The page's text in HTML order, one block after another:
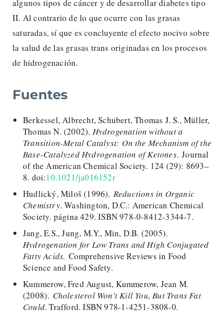
algunos tipos de cáncer y de desarrollar diabetes tipo
II. Al contrario de lo que ocurre con las grasas
saturadas, sí que es concluyente el efecto nocivo sobre
la salud de las grasas trans originadas en los procesos
de hidrogenación.
Fuentes
Berkessel, Albrecht, Schubert, Thomas J. S., Müller,
Thomas N. (2002). Hydrogenation without a
Transition-Metal Catalyst: On the Mechanism of the
Base-Catalyzed Hydrogenation of Ketones. Journal
of the American Chemical Society. 124 (29): 8693–
8. doi:10.1021/ja016152r
Hudlický, Miloš (1996). Reductions in Organic
Chemistry. Washington, D.C.: American Chemical
Society. página 429. ISBN 978-0-8412-3344-7.
Jang, E.S., Jung, M.Y., Min, D.B. (2005).
Hydrogenation for Low Trans and High Conjugated
Fatty Acids. Comprehensive Reviews in Food
Science and Food Safety.
Kummerow, Fred August, Kummerow, Jean M.
(2008). Cholesterol Won’t Kill You, But Trans Fat
Could. Trafford. ISBN 978-1-4251-3808-0.